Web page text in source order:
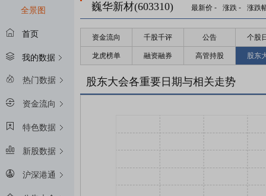
全景图
首页
我的数据
热门数据
资金流向
特色数据
新股数据
沪深港通
巍华新材(603310) 最新价 - 涨跌 - 涨跌
资金流向 千股千评 公告 个股
龙虎榜单 融资融券 高管持股 股东
股东大会各重要日期与相关走势